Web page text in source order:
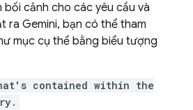
cảnh cho các yêu cầu và
ra Gemini, bạn có thể tham
mục cụ thể bằng biểu tượng
contained within the